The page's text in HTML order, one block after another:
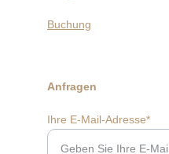
Anfragen
Ihre E-Mail-Adresse*
Buchung